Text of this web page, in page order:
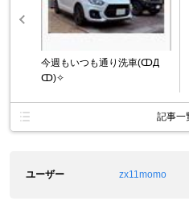
今週もいつも通り洗車(ↀД
ↀ)✧
記事一
ユーザー zx11momo